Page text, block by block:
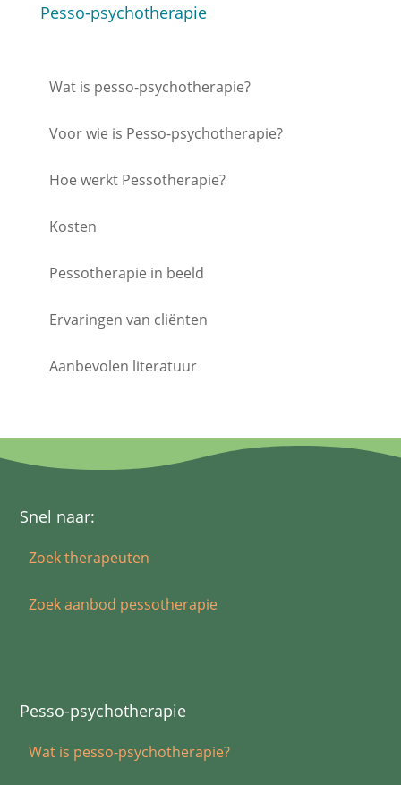
Pesso-psychotherapie
Wat is pesso-psychotherapie?
Voor wie is Pesso-psychotherapie?
Hoe werkt Pessotherapie?
Kosten
Pessotherapie in beeld
Ervaringen van cliënten
Aanbevolen literatuur
Snel naar:
Zoek therapeuten
Zoek aanbod pessotherapie
Pesso-psychotherapie
Wat is pesso-psychotherapie?